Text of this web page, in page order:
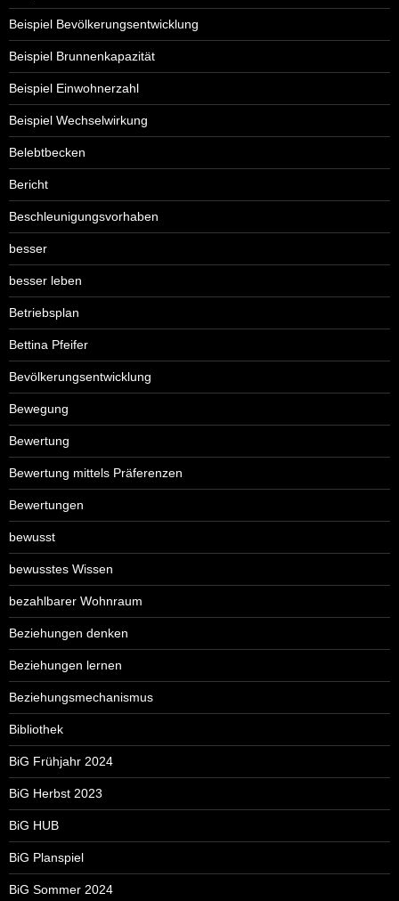
Beispiel Bevölkerungsentwicklung
Beispiel Brunnenkapazität
Beispiel Einwohnerzahl
Beispiel Wechselwirkung
Belebtbecken
Bericht
Beschleunigungsvorhaben
besser
besser leben
Betriebsplan
Bettina Pfeifer
Bevölkerungsentwicklung
Bewegung
Bewertung
Bewertung mittels Präferenzen
Bewertungen
bewusst
bewusstes Wissen
bezahlbarer Wohnraum
Beziehungen denken
Beziehungen lernen
Beziehungsmechanismus
Bibliothek
BiG Frühjahr 2024
BiG Herbst 2023
BiG HUB
BiG Planspiel
BiG Sommer 2024